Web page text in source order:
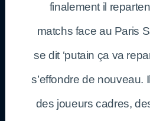
finalement il
matchs face au Paris
se dit ‘putain ça va
s’effondre de nouveau.
des joueurs cadres,